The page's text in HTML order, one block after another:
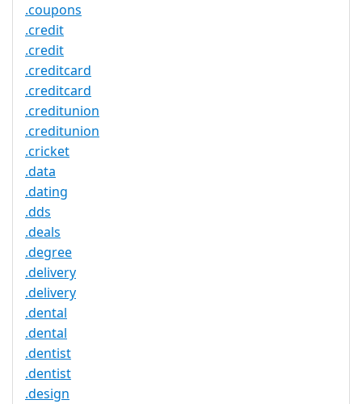
.coupons
.credit
.credit
.creditcard
.creditcard
.creditunion
.creditunion
.cricket
.data
.dating
.dds
.deals
.degree
.delivery
.delivery
.dental
.dental
.dentist
.dentist
.design